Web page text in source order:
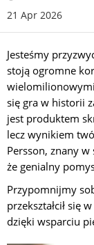
21 Apr 2026
Jesteśmy
stoją ogromne
się gra w historii
jest produktem
lecz wynikiem
Persson, znany w
że genialny
Przypomnijmy
przekształcił się
dzięki wsparciu